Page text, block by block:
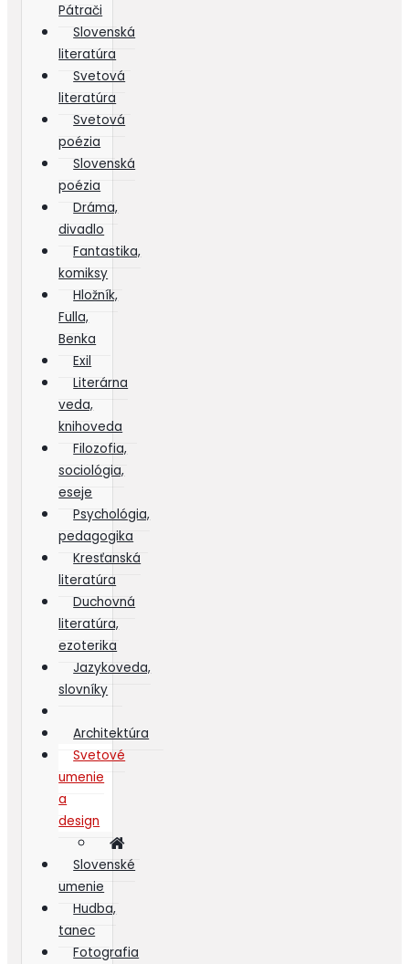
Pátrači
Slovenská
literatúra
Svetová
literatúra
Svetová
poézia
Slovenská
poézia
Dráma,
divadlo
Fantastika,
komiksy
Hložník,
Fulla,
Benka
Exil
Literárna
veda,
knihoveda
Filozofia,
sociológia,
eseje
Psychológia,
pedagogika
Kresťanská
literatúra
Duchovná
literatúra,
ezoterika
Jazykoveda,
slovníky
Architektúra
Svetové
umenie
a
design
Slovenské
umenie
Hudba,
tanec
Fotografia